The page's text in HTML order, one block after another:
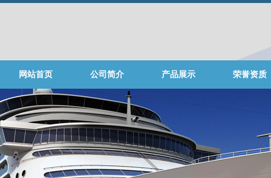
网站首页 公司简介 产品展示 荣誉资质